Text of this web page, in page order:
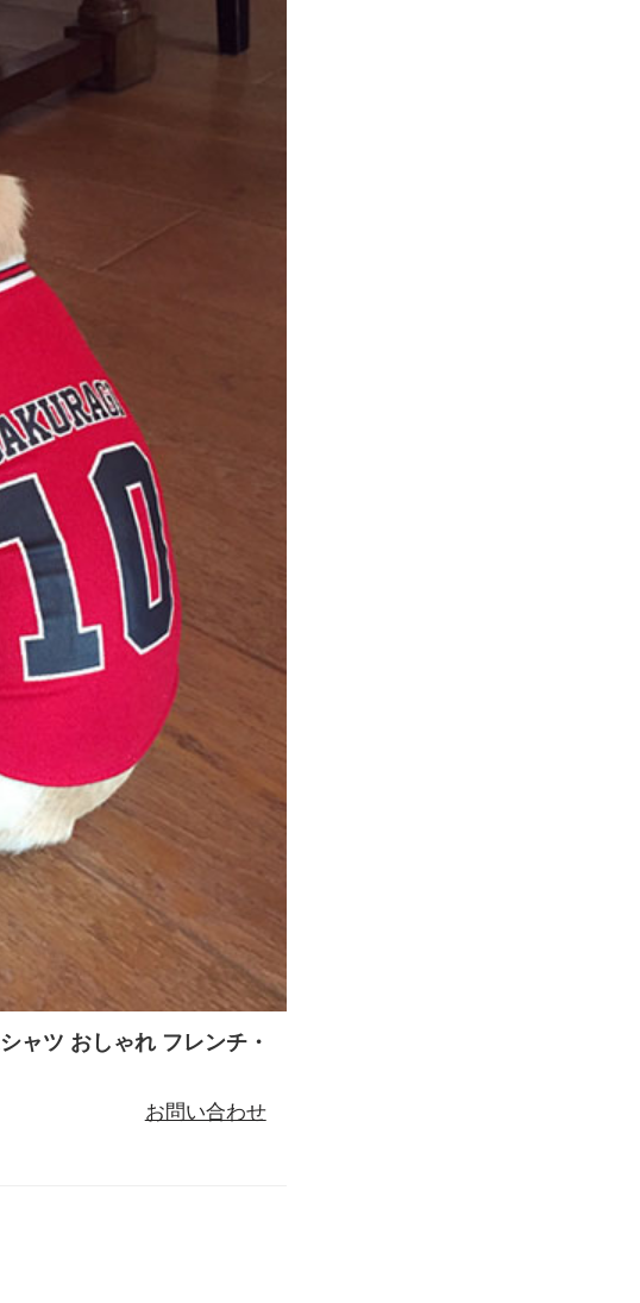
ャツ おしゃれ フレンチ・
お問い合わせ